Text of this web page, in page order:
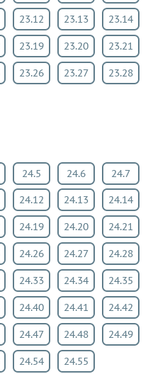
23.12 23.13 23.14
23.19 23.20 23.21
23.26 23.27 23.28
24.5 24.6 24.7
24.12 24.13 24.14
24.19 24.20 24.21
24.26 24.27 24.28
24.33 24.34 24.35
24.40 24.41 24.42
24.47 24.48 24.49
24.54 24.55